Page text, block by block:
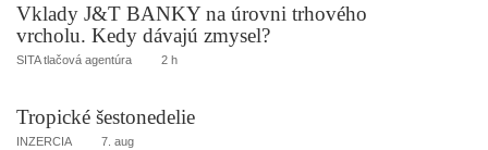
Vklady J&T BANKY na úrovni trhového
vrcholu. Kedy dávajú zmysel?
SITA tlačová agentúra 2 h
Tropické šestonedelie
INZERCIA 7. aug